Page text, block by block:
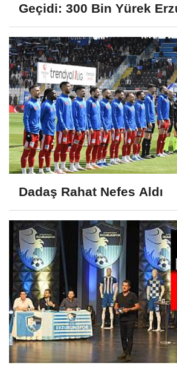
Geçidi: 300 Bin Yürek
Çarptı!
Dadaş Rahat Nefes Aldı